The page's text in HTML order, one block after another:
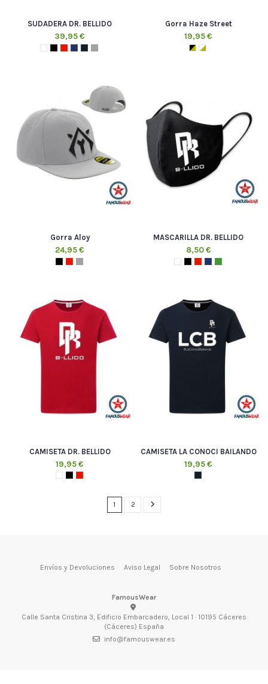
SUDADERA DR. BELLIDO
39,95 €
Gorra Haze Street
19,95 €
Gorra Aloy
24,95 €
MASCARILLA DR. BELLIDO
8,50 €
CAMISETA DR. BELLIDO
19,95 €
CAMISETA LA CONOCI BAILANDO
19,95 €
1 2
Envíos y Devoluciones Aviso Legal Sobre Nosotros
FamousWear
Calle Santa Cristina 3, Edificio Embarcadero, Local 1 · 10195 Cáceres
(Cáceres) España
info@famouswear.es